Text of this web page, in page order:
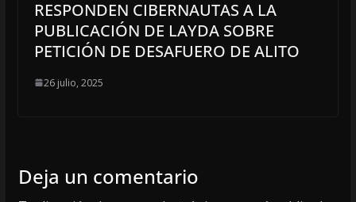
RESPONDEN CIBERNAUTAS A LA
PUBLICACIÓN DE LAYDA SOBRE
PETICIÓN DE DESAFUERO DE ALITO
26 julio, 2025
Deja un comentario